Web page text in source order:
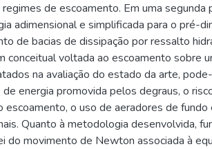
de escoamento. Em uma segunda
adimensional e simplificada para o pré-
de bacias de dissipação por ressalto
conceitual voltada ao escoamento sobre
na avaliação do estado da arte,
de energia promovida pelos degraus, o
escoamento, o uso de aeradores de
Quanto à metodologia desenvolvida,
do movimento de Newton associada à